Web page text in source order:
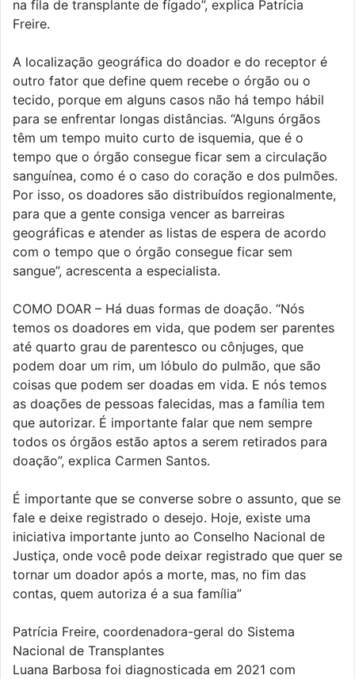
na fila de transplante de fígado”, explica Patrícia
Freire.
A localização geográfica do doador e do receptor é
outro fator que define quem recebe o órgão ou o
tecido, porque em alguns casos não há tempo hábil
para se enfrentar longas distâncias. “Alguns órgãos
têm um tempo muito curto de isquemia, que é o
tempo que o órgão consegue ficar sem a circulação
sanguínea, como é o caso do coração e dos pulmões.
Por isso, os doadores são distribuídos regionalmente,
para que a gente consiga vencer as barreiras
geográficas e atender as listas de espera de acordo
com o tempo que o órgão consegue ficar sem
sangue”, acrescenta a especialista.
COMO DOAR – Há duas formas de doação. “Nós
temos os doadores em vida, que podem ser parentes
até quarto grau de parentesco ou cônjuges, que
podem doar um rim, um lóbulo do pulmão, que são
coisas que podem ser doadas em vida. E nós temos
as doações de pessoas falecidas, mas a família tem
que autorizar. É importante falar que nem sempre
todos os órgãos estão aptos a serem retirados para
doação”, explica Carmen Santos.
É importante que se converse sobre o assunto, que se
fale e deixe registrado o desejo. Hoje, existe uma
iniciativa importante junto ao Conselho Nacional de
Justiça, onde você pode deixar registrado que quer se
tornar um doador após a morte, mas, no fim das
contas, quem autoriza é a sua família”
Patrícia Freire, coordenadora-geral do Sistema
Nacional de Transplantes
Luana Barbosa foi diagnosticada em 2021 com